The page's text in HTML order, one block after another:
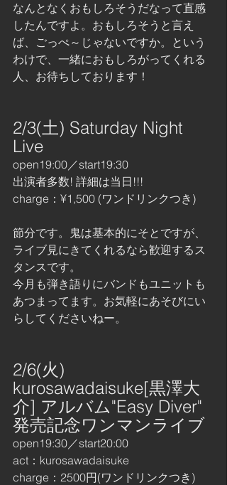
なんとなくおもしろそうだなって直感
したんですよ。おもしろそうと言え
ば、ごっぺ～じゃないですか。という
わけで、一緒におもしろがってくれる
人、お待ちしております！
2/3(土) Saturday Night
Live
open19:00／start19:30
出演者多数! 詳細は当日!!!
charge：¥1,500 (ワンドリンクつき)
節分です。鬼は基本的にそとですが、
ライブ見にきてくれるなら歓迎するス
タンスです。
今月も弾き語りにバンドもユニットも
あつまってます。お気軽にあそびにい
らしてくださいねー。
2/6(火)
kurosawadaisuke[黒澤大
介] アルバム"Easy Diver"
発売記念ワンマンライブ
open19:30／start20:00
act：kurosawadaisuke
charge：2500円(ワンドリンクつき)